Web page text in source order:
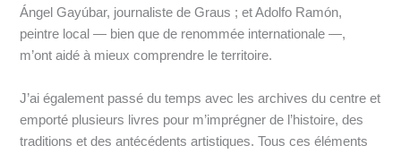
Ángel Gayúbar, journaliste de Graus ; et Adolfo Ramón,
peintre local — bien que de renommée internationale —,
m’ont aidé à mieux comprendre le territoire.
J’ai également passé du temps avec les archives du centre et
emporté plusieurs livres pour m’imprégner de l’histoire, des
traditions et des antécédents artistiques. Tous ces éléments